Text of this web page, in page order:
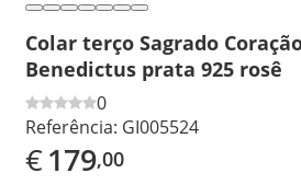
Colar terço Sagrado
Benedictus prata 925 rosê
0
Referência: GI005524
€179,00